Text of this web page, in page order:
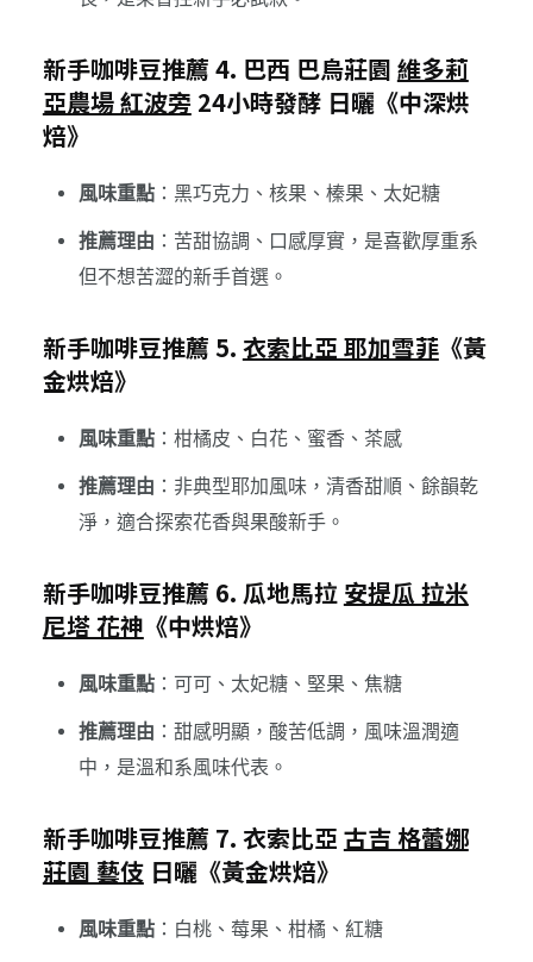
新手咖啡豆推薦 4. 巴西 巴烏莊園 維多莉
亞農場 紅波旁 24小時發酵 日曬《中深烘
焙》
風味重點：黑巧克力、核果、榛果、太妃糖
推薦理由 ：苦甜協調、口感厚實，是喜歡厚重系
但不想苦澀的新手首選。
新手咖啡豆推薦 5. 衣索比亞 耶加雪菲《黃
金烘焙》
風味重點：柑橘皮、白花、蜜香、茶感
推薦理由 ：非典型耶加風味，清香甜順、餘韻乾
淨，適合探索花香與果酸新手。
新手咖啡豆推薦 6. 瓜地馬拉 安提瓜 拉米
尼塔 花神 《中烘焙》
風味重點：可可、太妃糖、堅果、焦糖
推薦理由 ：甜感明顯，酸苦低調，風味溫潤適
中，是溫和系風味代表。
新手咖啡豆推薦 7. 衣索比亞 古吉 格蕾娜
莊園 藝伎日曬《黃金烘焙》
風味重點：白桃、莓果、柑橘、紅糖